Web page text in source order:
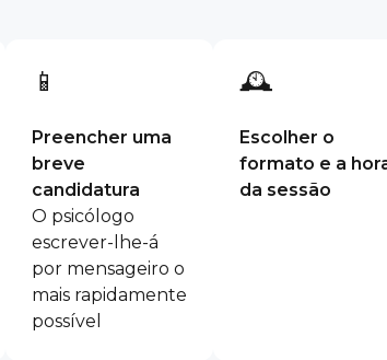
📱
Preencher uma
breve
candidatura
O psicólogo
escrever-lhe-á
por mensageiro o
mais rapidamente
possível
🕰
Escolher o
formato e a
da sessão